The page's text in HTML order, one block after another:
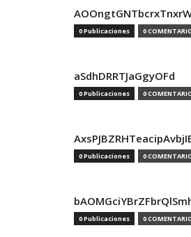
0 Publicaciones 0
aSdhDRRTJaGgyOFd
0 Publicaciones 0
0 Publicaciones 0
0 Publicaciones 0